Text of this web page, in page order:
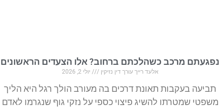
נפגעתם מרכב כשהלכתם ברחוב? אלו הצעדים הראשונים
אלעד רייך עורך דין נזיקין יולי 2, 2026
תביעה בעקבות תאונת דרכים בה מעורב הולך רגל היא הליך
משפטי שמטרתו להשיג פיצוי כספי על נזקי גוף שנגרמו לאדם